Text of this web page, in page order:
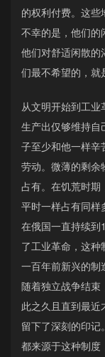
的权利付费。这些
不幸的是，他们的
他们对舒适闲散的
们最不希望的，就
从文明开始到工
生产出仅够维持自
子至少和他一样辛
劳动。微薄的剩余
占有。在饥荒时期
平时一样占有同样
在俄国一直持续
了工业革命，这
一百年前新兴的制
随着独立战争结束
此之久且直到最近
留下了深刻的印
都来源于这种制度